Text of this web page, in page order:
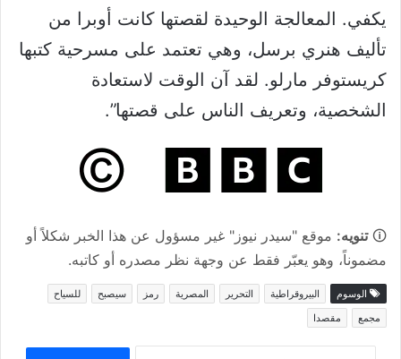
يكفي. المعالجة الوحيدة لقصتها كانت أوبرا من
تأليف هنري برسل، وهي تعتمد على مسرحية كتبها
كريستوفر مارلو. لقد آن الوقت لاستعادة
الشخصية، وتعريف الناس على قصتها”.
🛈تنويه: موقع "سيدر نيوز" غير مسؤول عن هذا الخبر شكلاً أو
مضموناً، وهو يعبّر فقط عن وجهة نظر مصدره أو كاتبه.
الوسوم البيروقراطية التحرير المصرية رمز سيصبح
للسياح
مجمع
مقصدا